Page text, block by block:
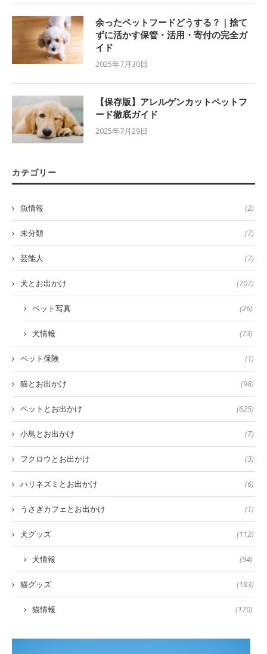
余ったペットフードどうする？｜捨て
ずに活かす保管・活用・寄付の完全ガ
イド
2025年7月30日
【保存版】アレルゲンカットペットフ
ード徹底ガイド
2025年7月29日
カテゴリー
魚情報 (2)
未分類 (7)
芸能人 (7)
犬とお出かけ (707)
ペット写真 (26)
犬情報 (73)
ペット保険 (1)
猫とお出かけ (98)
ペットとお出かけ (625)
小鳥とお出かけ (7)
フクロウとお出かけ (3)
ハリネズミとお出かけ (6)
うさぎカフェとお出かけ (1)
犬グッズ (112)
犬情報 (94)
猫グッズ (183)
猫情報 (170)